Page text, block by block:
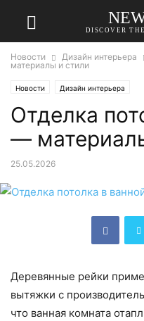
DISCOVER
Новости Дизайн интерьера
материалы и стили
Новости Дизайн интерьера
Отделка
—
25.05.2026
Деревянные рейки
вытяжки с
что ванная комната